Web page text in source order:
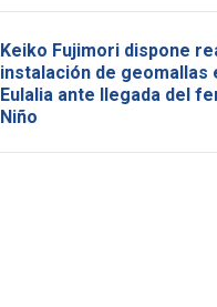
Keiko Fujimori dispone
instalación de geomallas
Eulalia ante llegada del
Niño